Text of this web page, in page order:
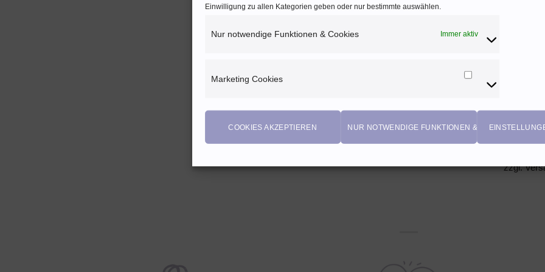
Einwilligung zu allen Kategorien geben oder nur bestimmte auswählen.
Nur notwendige Funktionen & Cookies Immer aktiv
Marketing Cookies
Marketing
COOKIES AKZEPTIEREN NUR NOTWENDIGE FUNKTIONEN & COOKIES
Jersey „großes
Enthält 20% MwSt. AT
Enthält 20% MwSt. AT
Tex)
9,50
zzgl.